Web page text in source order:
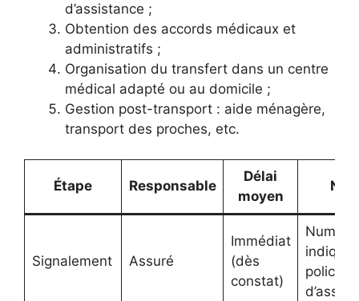
d’assistance ;
Obtention des accords médicaux et
administratifs ;
Organisation du transfert dans un centre
médical adapté ou au domicile ;
Gestion post-transport : aide ménagère,
transport des proches, etc.
Étape Responsable
Délai
moyen
Signalement Assuré
Immédiat
(dès
constat)
Numéro
indiqué
police